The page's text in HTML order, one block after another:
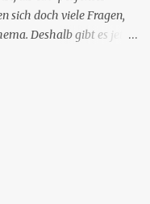
sich doch viele Fragen,
Deshalb gibt es jetzt
Die Startsequenz ist 16